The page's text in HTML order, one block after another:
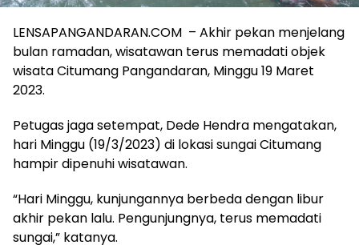
LENSAPANGANDARAN.COM – Akhir pekan menjelang
bulan ramadan, wisatawan terus memadati objek
wisata Citumang Pangandaran, Minggu 19 Maret
2023.
Petugas jaga setempat, Dede Hendra mengatakan,
hari Minggu (19/3/2023) di lokasi sungai Citumang
hampir dipenuhi wisatawan.
“Hari Minggu, kunjungannya berbeda dengan libur
akhir pekan lalu. Pengunjungnya, terus memadati
sungai,” katanya.